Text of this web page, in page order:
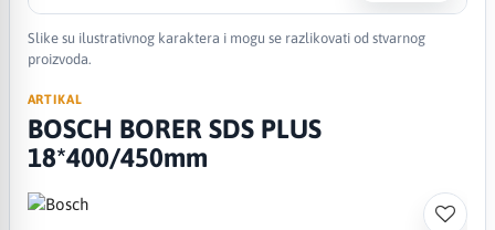
Slike su ilustrativnog karaktera i mogu se razlikovati od stvarnog
proizvoda.
ARTIKAL
BOSCH BORER SDS PLUS
18*400/450mm